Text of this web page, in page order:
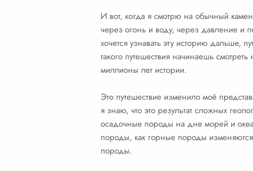
И вот, когда я смотрю на обычный
через огонь и воду, через давление
хочется узнавать эту историю дальше,
такого путешествия начинаешь
миллионы лет истории.
Это путешествие изменило моё
я знаю, что это результат сложных
осадочные породы на дне морей и
породы, как горные породы
породы.